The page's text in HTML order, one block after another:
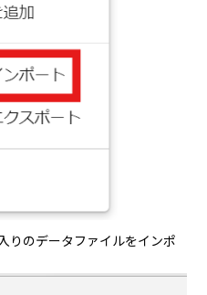
りのデータファイルをインポ